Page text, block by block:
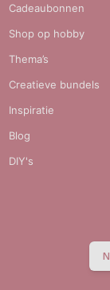
Cadeaubonnen
Shop op hobby
Thema’s
Creatieve bundels
Inspiratie
Blog
DIY's